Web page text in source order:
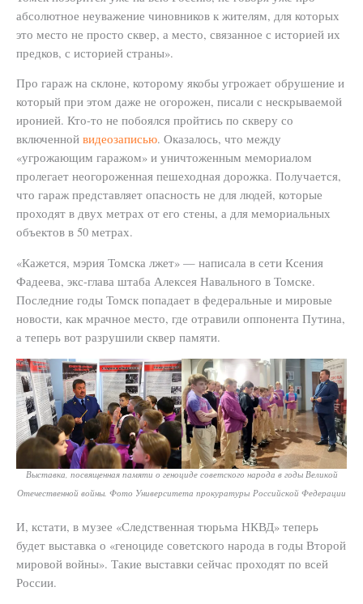
абсолютное неуважение чиновников к жителям, для которых
это место не просто сквер, а место, связанное с историей их
предков, с историей страны».
Про гараж на склоне, которому якобы угрожает обрушение и
который при этом даже не огорожен, писали с нескрываемой
иронией. Кто-то не побоялся пройтись по скверу со
включенной видеозаписью. Оказалось, что между
«угрожающим гаражом» и уничтоженным мемориалом
пролегает неогороженная пешеходная дорожка. Получается,
что гараж представляет опасность не для людей, которые
проходят в двух метрах от его стены, а для мемориальных
объектов в 50 метрах.
«Кажется, мэрия Томска лжет» — написала в сети Ксения
Фадеева, экс-глава штаба Алексея Навального в Томске.
Последние годы Томск попадает в федеральные и мировые
новости, как мрачное место, где отравили оппонента Путина,
а теперь вот разрушили сквер памяти.
Выставка, посвященная памяти о геноциде советского народа в годы Великой
Отечественной войны. Фото Университета прокуратуры Российской Федерации
И, кстати, в музее «Следственная тюрьма НКВД» теперь
будет выставка о «геноциде советского народа в годы Второй
мировой войны». Такие выставки сейчас проходят по всей
России.